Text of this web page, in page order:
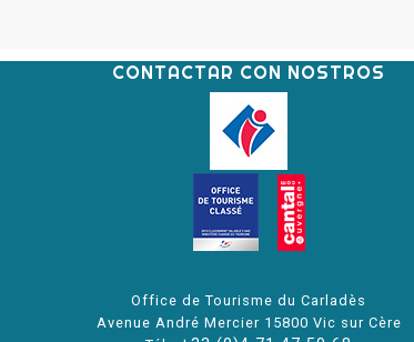
CONTACTAR CON NOSTROS
Office de Tourisme du Carladès
Avenue André Mercier 15800 Vic sur Cère